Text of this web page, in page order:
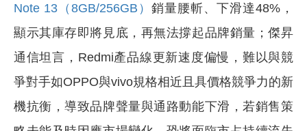
Note 13（8GB/256GB） 銷量腰斬、下滑達48%，
顯示其庫存即將見底，再無法撐起品牌銷量；傑昇
通信坦言，Redmi產品線更新速度偏慢，難以與競
爭對手如OPPO與vivo規格相近且具價格競爭力的新
機抗衡，導致品牌聲量與通路動能下滑，若銷售策